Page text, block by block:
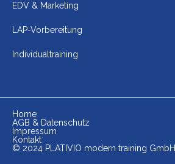
EDV & Marketing
LAP-Vorbereitung
Individualtraining
Home
AGB & Datenschutz
Impressum
Kontakt
© 2024 PLATIVIO modern training GmbH